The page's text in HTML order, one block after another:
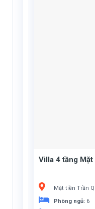
Villa 4 tầng
Mặt tiền Trần
Phòng ngủ: 6